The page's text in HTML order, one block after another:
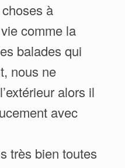
à
comme la
balades qui
nous ne
alors il
avec
très bien toutes